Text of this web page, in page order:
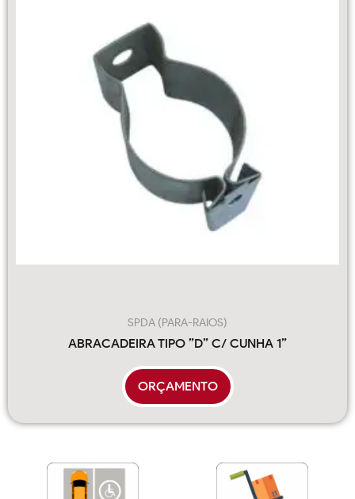
SPDA (PARA-RAIOS)
ABRACADEIRA TIPO ”D” C/ CUNHA 1”
ORÇAMENTO